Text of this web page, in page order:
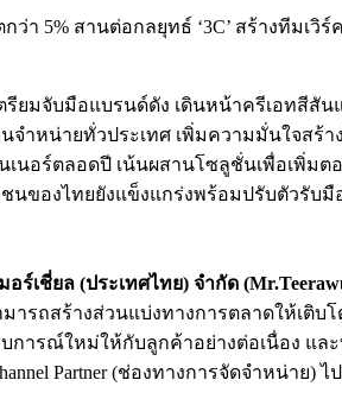
า 5% สานต่อกลยุทธ์ ‘3C’ สร้างทีมเ
รียมจับมือแบรนด์ดัง เดินหน้าครีเอทสี
ำหน่ายทั่วประเทศ เพิ่มความมั่นใจส
เนอร์ตลอดปี เน้นผสานโซลูชั่นเพื่อเพิ่
นของไทยยังแข็งแกร่งพร้อมปรับตัวรับมื
ยล (ประเทศไทย) จำกัด
มารถสร้างส่วนแบ่งทางการตลาดให้
ณ์ใหม่ให้กับลูกค้าอย่างต่อเนื่อง และที่
Partner (ช่องทางการจัดจำหน่